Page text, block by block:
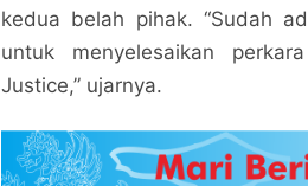
kedua belah pihak. “Sudah
untuk menyelesaikan
Justice,” ujarnya.